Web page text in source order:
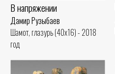
В напряжении
Дамир Рузыбаев
Шамот, глазурь (40x16) - 2018
год